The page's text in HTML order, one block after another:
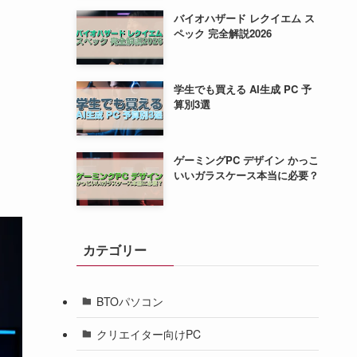
バイオハザード レクイエム ス
ペック 完全解説2026
学生でも買える AI生成 PC 予
算別3選
ゲーミングPC デザイン かっこ
いいガラスケース本当に必要？
カテゴリー
BTOパソコン
クリエイター向けPC